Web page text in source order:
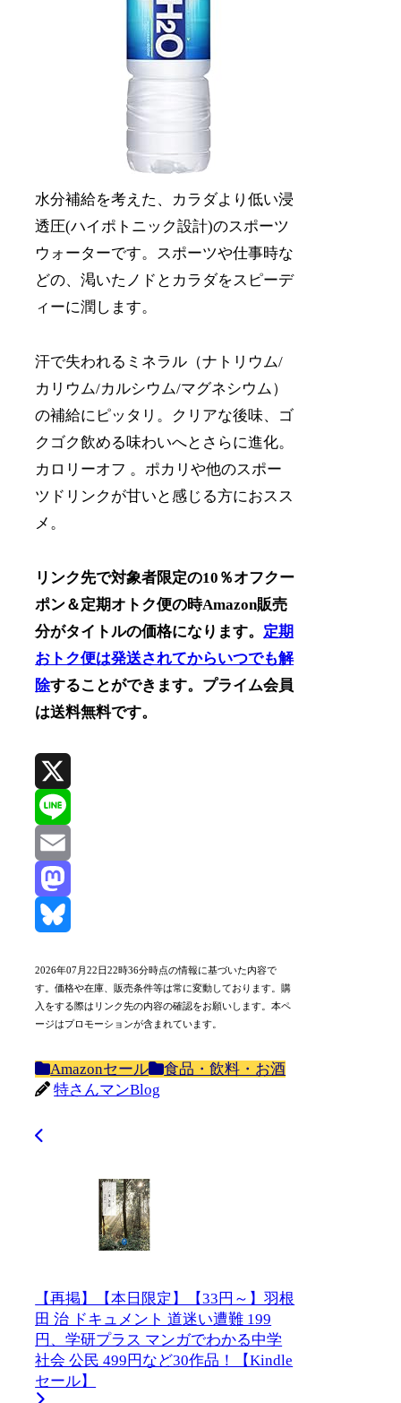
水分補給を考えた、カラダより低い浸
透圧(ハイポトニック設計)のスポーツ
ウォーターです。スポーツや仕事時な
どの、渇いたノドとカラダをスピーデ
ィーに潤します。
汗で失われるミネラル（ナトリウム/
カリウム/カルシウム/マグネシウム）
の補給にピッタリ。クリアな後味、ゴ
クゴク飲める味わいへとさらに進化。
カロリーオフ 。ポカリや他のスポー
ツドリンクが甘いと感じる方におスス
メ。
リンク先で対象者限定の10％オフクー
ポン＆定期オトク便の時Amazon販売
分がタイトルの価格になります。 定期
おトク便は発送されてからいつでも解
除することができます。プライム会員
は送料無料です。
X
Line
Email
Mastodon
2026年07月22日22時36分時点の情報に基づいた内容で
す。価格や在庫、販売条件等は常に変動しております。購
入をする際はリンク先の内容の確認をお願いします。本ペ
ージはプロモーションが含まれています。
Amazonセール
食品・飲料・お酒
特さんマンBlog
【再掲】【本日限定】【33円～】羽根
田 治 ドキュメント 道迷い遭難 199
円、学研プラス マンガでわかる中学
社会 公民 499円など30作品！【Kindle
セール】